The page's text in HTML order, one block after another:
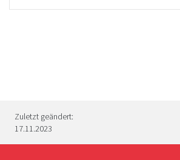
Zuletzt geändert:
17.11.2023